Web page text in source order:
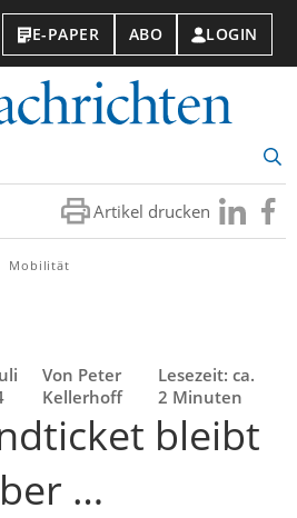
E-PAPER ABO LOGIN
Artikel drucken Besuchen
Sie
Sie
Mobilität
Von Peter
Kellerhoff
Lesezeit: ca.
2 Minuten
bleibt
…